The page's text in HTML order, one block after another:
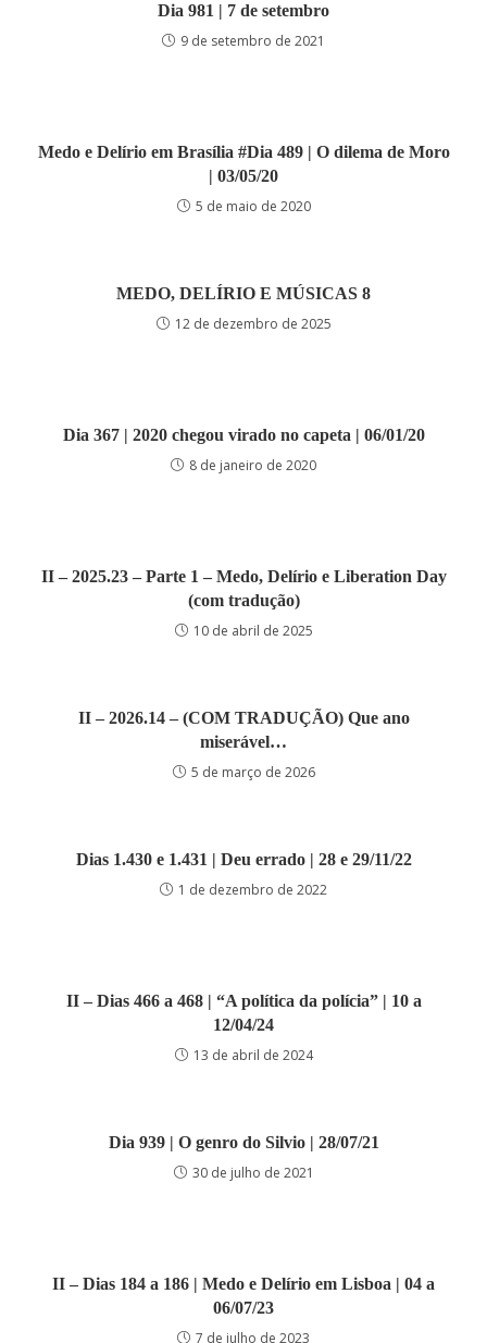
Dia 981 | 7 de setembro
9 de setembro de 2021
Medo e Delírio em Brasília #Dia 489 | O dilema de Moro
| 03/05/20
5 de maio de 2020
MEDO, DELÍRIO E MÚSICAS 8
12 de dezembro de 2025
Dia 367 | 2020 chegou virado no capeta | 06/01/20
8 de janeiro de 2020
II – 2025.23 – Parte 1 – Medo, Delírio e Liberation Day
(com tradução)
10 de abril de 2025
II – 2026.14 – (COM TRADUÇÃO) Que ano
miserável…
5 de março de 2026
Dias 1.430 e 1.431 | Deu errado | 28 e 29/11/22
1 de dezembro de 2022
II – Dias 466 a 468 | “A política da polícia” | 10 a
12/04/24
13 de abril de 2024
Dia 939 | O genro do Silvio | 28/07/21
30 de julho de 2021
II – Dias 184 a 186 | Medo e Delírio em Lisboa | 04 a
06/07/23
7 de julho de 2023